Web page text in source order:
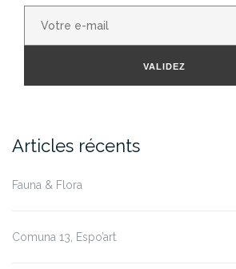
VALIDEZ
Articles récents
Fauna & Flora
Comuna 13, Espo’art